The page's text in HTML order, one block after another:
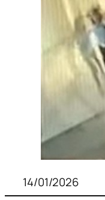
14/01/2026